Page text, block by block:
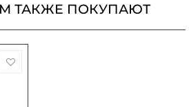
ТАКЖЕ ПОКУПАЮТ